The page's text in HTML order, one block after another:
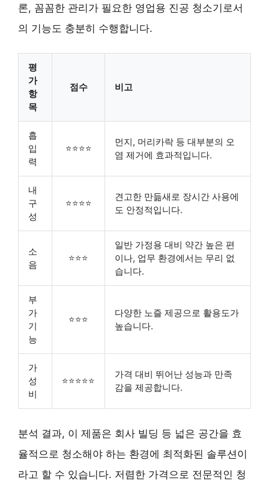
론, 꼼꼼한 관리가 필요한 영업용 진공 청소기로서
의 기능도 충분히 수행합니다.
평
가
항
목
점수 비고
흡
입
력
⭐⭐⭐⭐
먼지, 머리카락 등 대부분의 오
염 제거에 효과적입니다.
내
구
성
⭐⭐⭐⭐
견고한 만듦새로 장시간 사용에
도 안정적입니다.
소
음
⭐⭐⭐
일반 가정용 대비 약간 높은 편
이나, 업무 환경에서는 무리 없
습니다.
부
가
기
능
⭐⭐⭐
다양한 노즐 제공으로 활용도가
높습니다.
가
성
비
⭐⭐⭐⭐⭐
가격 대비 뛰어난 성능과 만족
감을 제공합니다.
분석 결과, 이 제품은 회사 빌딩 등 넓은 공간을 효
율적으로 청소해야 하는 환경에 최적화된 솔루션이
라고 할 수 있습니다. 저렴한 가격으로 전문적인 청